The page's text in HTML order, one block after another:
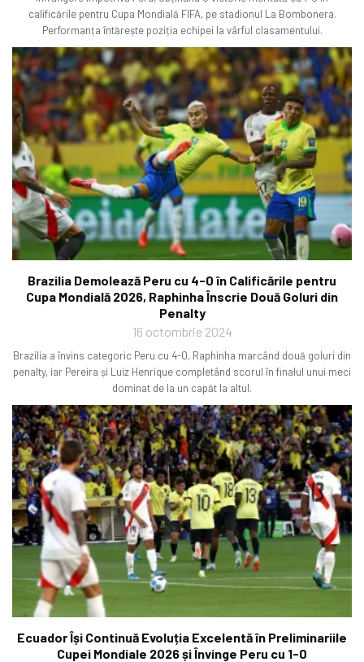
calificările pentru Cupa Mondială FIFA, pe stadionul La Bombonera.
Performanța întărește poziția echipei la vârful clasamentului.
Brazilia Demolează Peru cu 4-0 în Calificările pentru
Cupa Mondială 2026, Raphinha Înscrie Două Goluri din
Penalty
16 octombrie 2024
Brazilia a învins categoric Peru cu 4-0, Raphinha marcând două goluri din
penalty, iar Pereira și Luiz Henrique completând scorul în finalul unui meci
dominat de la un capăt la altul.
Ecuador Își Continuă Evoluția Excelentă în Preliminariile
Cupei Mondiale 2026 și Învinge Peru cu 1-0